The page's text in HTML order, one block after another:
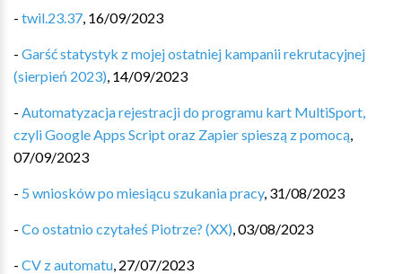
- twil.23.37, 16/09/2023
- Garść statystyk z mojej ostatniej kampanii rekrutacyjnej
(sierpień 2023), 14/09/2023
- Automatyzacja rejestracji do programu kart MultiSport,
czyli Google Apps Script oraz Zapier spieszą z pomocą,
07/09/2023
- 5 wniosków po miesiącu szukania pracy, 31/08/2023
- Co ostatnio czytałeś Piotrze? (XX),03/08/2023
- CV z automatu, 27/07/2023